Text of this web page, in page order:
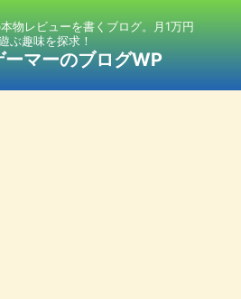
物レビューを書くブログ。月1万円
ぶ趣味を探求！
ーマーのブログWP